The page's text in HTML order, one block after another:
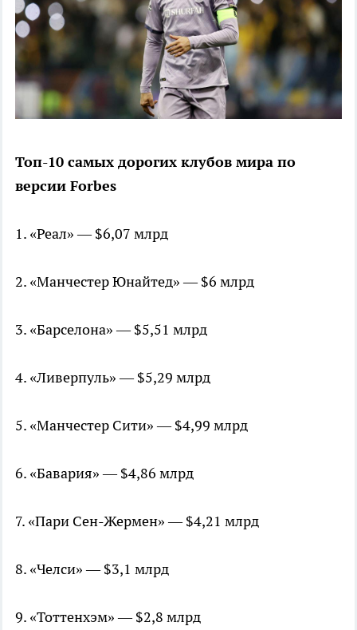
Топ-10 самых дорогих клубов мира по
версии Forbes
1. «Реал» — $6,07 млрд
2. «Манчестер Юнайтед» — $6 млрд
3. «Барселона» — $5,51 млрд
4. «Ливерпуль» — $5,29 млрд
5. «Манчестер Сити» — $4,99 млрд
6. «Бавария» — $4,86 млрд
7. «Пари Сен-Жермен» — $4,21 млрд
8. «Челси» — $3,1 млрд
9. «Тоттенхэм» — $2,8 млрд